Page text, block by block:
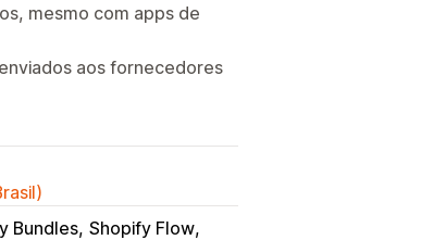
mesmo com apps de
aos fornecedores
Bundles Shopify Flow